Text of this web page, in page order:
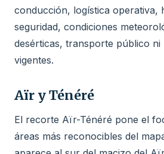
conducción, logística operativa,
seguridad, condiciones
desérticas, transporte público
vigentes.
Aïr y Ténéré
El recorte Aïr-Ténéré pone el
áreas más reconocibles del